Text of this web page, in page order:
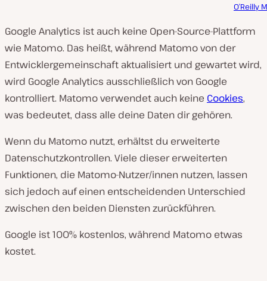
O’Reilly
Google Analytics ist auch keine Open-Source-Plattform
wie Matomo. Das heißt, während Matomo von der
Entwicklergemeinschaft aktualisiert und gewartet wird,
wird Google Analytics ausschließlich von Google
kontrolliert. Matomo verwendet auch keine Cookies,
was bedeutet, dass alle deine Daten dir gehören.
Wenn du Matomo nutzt, erhältst du erweiterte
Datenschutzkontrollen. Viele dieser erweiterten
Funktionen, die Matomo-Nutzer/innen nutzen, lassen
sich jedoch auf einen entscheidenden Unterschied
zwischen den beiden Diensten zurückführen.
Google ist 100% kostenlos, während Matomo etwas
kostet.